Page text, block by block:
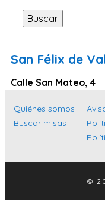
Valladolid
Sevilla
Santa Cruz de
Cantabria
Islas Baleares
Las Palmas
Alicante
Buscar
San Félix de
Calle San Mateo, 4
Quiénes somos
Buscar misas
©